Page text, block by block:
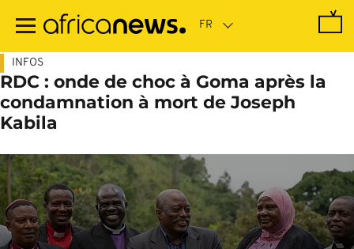
contenu
INFOS
RDC : onde de choc à Goma après la
condamnation à mort de Joseph
Kabila